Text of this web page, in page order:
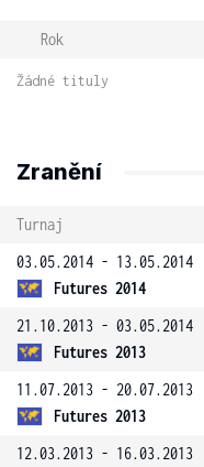
Rok
Žádné tituly
Zranění
Turnaj
03.05.2014 - 13.05.2014
Futures 2014
21.10.2013 - 03.05.2014
Futures 2013
11.07.2013 - 20.07.2013
Futures 2013
12.03.2013 - 16.03.2013